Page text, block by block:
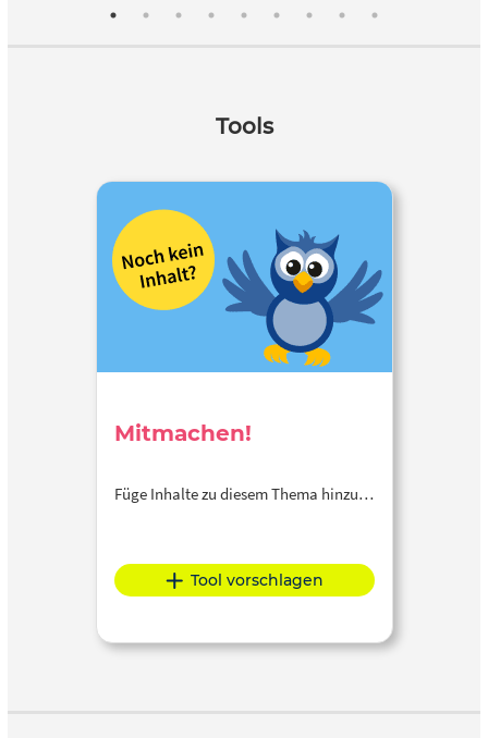
Tools
Mitmachen!
Füge Inhalte zu diesem Thema hinzu…
Tool vorschlagen